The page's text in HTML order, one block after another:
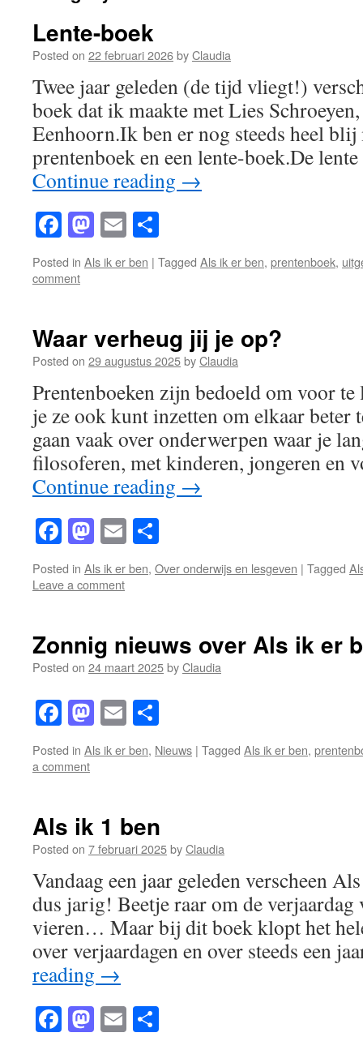
Lente-boek
Posted on 22 februari 2026byClaudia
Twee jaar geleden (de tijd vliegt!)
boek dat ik maakte met Lies
Eenhoorn.Ik ben er nog steeds heel
prentenboek en een lente-boek.De
Continue reading →
Facebook
Mastodon
Email
Posted in Als ik er ben | Tagged Als ik er ben, prentenboek,
comment
Waar verheug jij je op?
Posted on 29 augustus 2025byClaudia
Prentenboeken zijn bedoeld om voor
je ze ook kunt inzetten om elkaar beter
gaan vaak over onderwerpen waar je
filosoferen, met kinderen, jongeren en
Continue reading →
Facebook
Mastodon
Email
Posted in Als ik er ben, Over onderwijs en lesgeven | Tagged
Leave a comment
Zonnig nieuws over Als ik er
Posted on 24 maart 2025byClaudia
Facebook
Mastodon
Email
Posted in Als ik er ben, Nieuws | Tagged Als ik er ben,
a comment
Als ik 1 ben
Posted on 7 februari 2025byClaudia
Vandaag een jaar geleden verscheen
dus jarig! Beetje raar om de verjaardag
vieren… Maar bij dit boek klopt het
over verjaardagen en over steeds een
reading →
Facebook
Mastodon
Email